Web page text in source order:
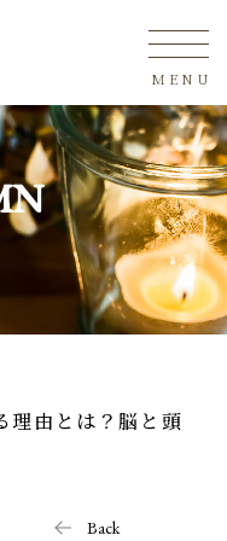
MENU
理由とは？脳と頭
Back